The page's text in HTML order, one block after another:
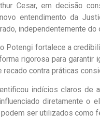
Cesar, em decisão
entendimento da
independentemente
Potengi fortalece a
rigorosa para garantir
contra práticas
indícios claros de
diretamente o
ser utilizados como